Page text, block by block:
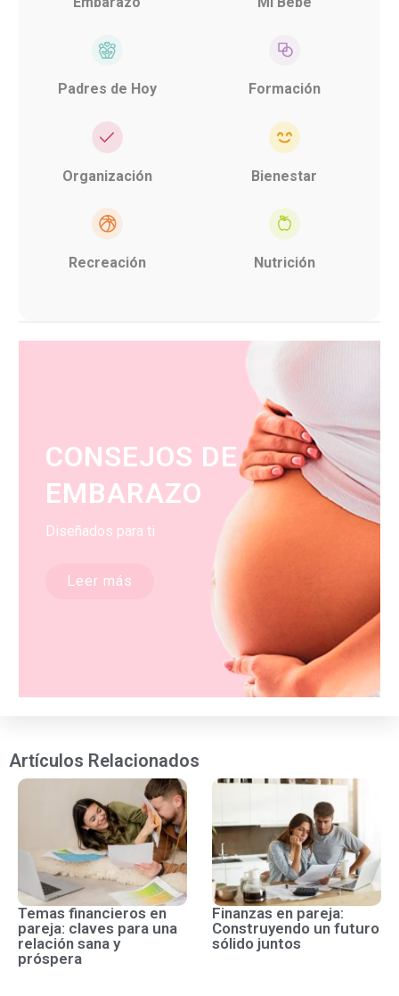
Padres de Hoy Formación
Organización Bienestar
Recreación Nutrición
CONSEJOS DE
EMBARAZO
Diseñados para ti
Leer más
Artículos Relacionados
Temas financieros en
pareja: claves para una
relación sana y
próspera
Finanzas en pareja:
Construyendo un futuro
sólido juntos